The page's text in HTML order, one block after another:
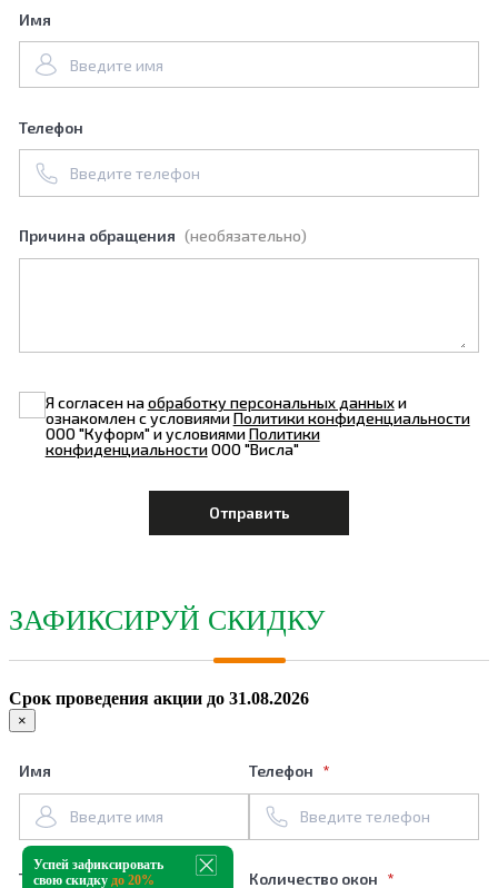
Имя
Телефон
Причина обращения (необязательно)
Я согласен наобработку персональных данныхи
ознакомлен с условиямиПолитики конфиденциальности
ООО "Куформ" и условиямиПолитики
конфиденциальностиООО "Висла"
ЗАФИКСИРУЙ СКИДКУ
Срок проведения акции до 31.08.2026
×
Имя Телефон
Тип профиля Количество окон
Успей зафиксировать
свою скидку до 20%